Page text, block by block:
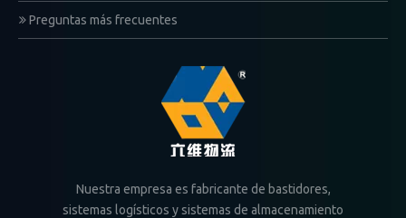
Preguntas más frecuentes
Nuestra empresa es fabricante de bastidores,
sistemas logísticos y sistemas de almacenamiento